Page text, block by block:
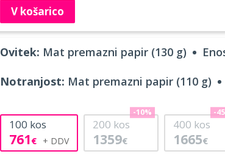
V košarico
Ovitek: Mat premazni papir (130 g)
Notranjost: Mat premazni papir (110 g)
100 kos
761€
200 kos
1359€
-10%
400 kos
1665€
-